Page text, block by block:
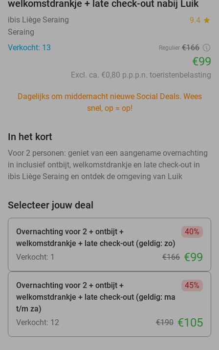
welkomstdrankje + late check-out nabij Luik
ibis Liège Seraing 9.4 star
Seraing
Verkocht: 13
Regulier €166
€99
Excl. ca. €0,80 p.p.p.n. toeristenbelasting
Dagelijks om middernacht nieuwe Social Deals. Wees
snel, op = op!
In het kort
Voor 2 personen: geniet van een aangename overnachting
in inclusief ontbijt, welkomstdrankje en late check-out in
ibis Liège Seraing en ontdek de omgeving van Luik
Selecteer jouw deal
Overnachting voor 2 + ontbijt +
welkomstdrankje + late check-out (geldig: zo)
40%
Verkocht: 1 €166 €99
Overnachting voor 2 + ontbijt +
welkomstdrankje + late check-out (geldig: ma
t/m za)
45%
Verkocht: 12 €190 €105